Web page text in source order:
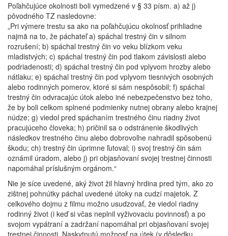
Poľahčujúce okolnosti boli vymedzené v § 33 písm. a) až j)
pôvodného TZ nasledovne:
„Pri výmere trestu sa ako na poľahčujúcu okolnosť prihliadne
najmä na to, že páchateľ a) spáchal trestný čin v silnom
rozrušení; b) spáchal trestný čin vo veku blízkom veku
mladistvých; c) spáchal trestný čin pod tlakom závislosti alebo
podriadenosti; d) spáchal trestný čin pod vplyvom hrozby alebo
nátlaku; e) spáchal trestný čin pod vplyvom tiesnivých osobných
alebo rodinných pomerov, ktoré si sám nespôsobil; f) spáchal
trestný čin odvracajúc útok alebo iné nebezpečenstvo bez toho,
že by boli celkom splnené podmienky nutnej obrany alebo krajnej
núdze; g) viedol pred spáchaním trestného činu riadny život
pracujúceho človeka; h) pričinil sa o odstránenie škodlivých
následkov trestného činu alebo dobrovoľne nahradil spôsobenú
škodu; ch) trestný čin úprimne ľutoval; i) svoj trestný čin sám
oznámil úradom, alebo j) pri objasňovaní svojej trestnej činnosti
napomáhal príslušným orgánom.“
Nie je síce uvedené, aký život žil hlavný hrdina pred tým, ako zo
zištnej pohnútky páchal uvedené útoky na cudzí majetok. Z
celkového dojmu z filmu možno usudzovať, že viedol riadny
rodinný život (i keď si včas neplnil vyživovaciu povinnosť) a po
svojom vypátraní a zadržaní napomáhal pri objasňovaní svojej
trestnej činnosti. Naskytnutú možnosť na útek (v dôsledku